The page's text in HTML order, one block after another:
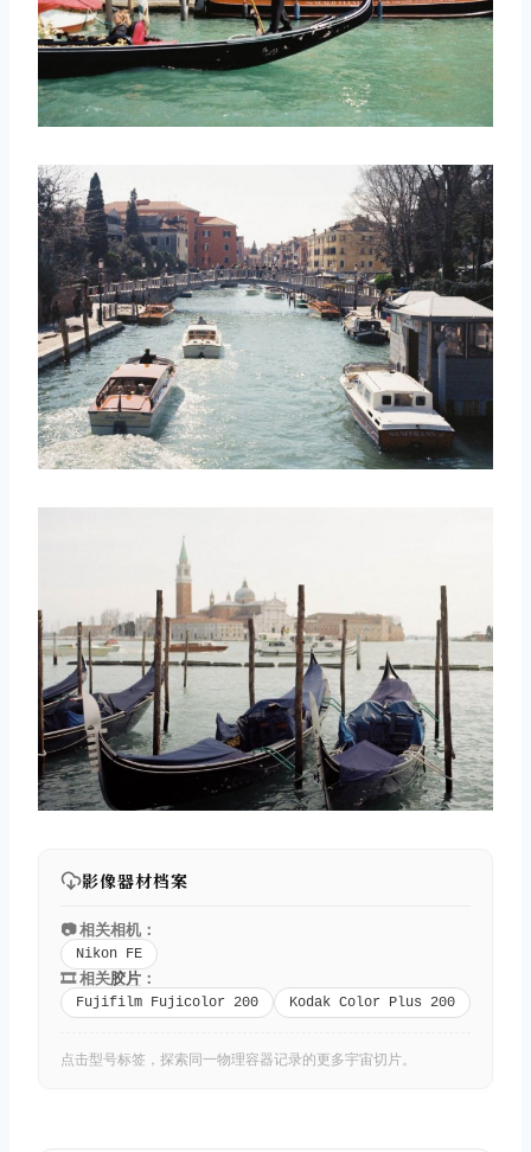
影像器材档案
📷 相关相机：
Nikon FE
🎞️ 相关胶片 ：
Fujifilm Fujicolor 200 Kodak Color Plus 200
点击型号标签，探索同一物理容器记录的更多宇宙切片。